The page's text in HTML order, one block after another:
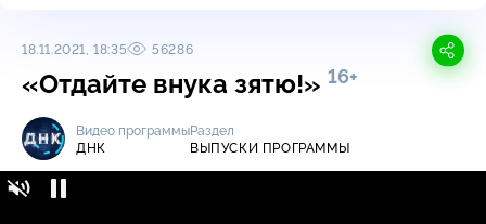
18.11.2021, 18:35 56286
«Отдайте внука зятю!» 16+
Видео программы
ДНК
Раздел
ВЫПУСКИ ПРОГРАММЫ